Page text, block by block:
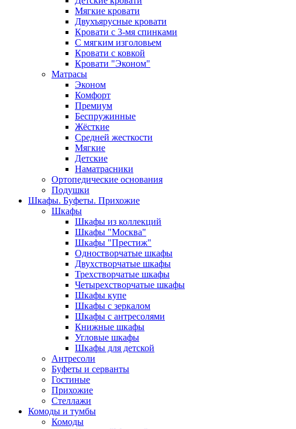
Мягкие кровати
Двухъярусные кровати
Кровати с 3-мя спинками
С мягким изголовьем
Кровати с ковкой
Кровати "Эконом"
Матрасы
Эконом
Комфорт
Премиум
Беспружинные
Жёсткие
Средней жесткости
Мягкие
Детские
Наматрасники
Ортопедические основания
Подушки
Шкафы. Буфеты. Прихожие
Шкафы
Шкафы из коллекций
Шкафы "Москва"
Шкафы "Престиж"
Одностворчатые шкафы
Двухстворчатые шкафы
Трехстворчатые шкафы
Четырехстворчатые шкафы
Шкафы купе
Шкафы с зеркалом
Шкафы с антресолями
Книжные шкафы
Угловые шкафы
Шкафы для детской
Антресоли
Буфеты и серванты
Гостиные
Прихожие
Стеллажи
Комоды и тумбы
Комоды